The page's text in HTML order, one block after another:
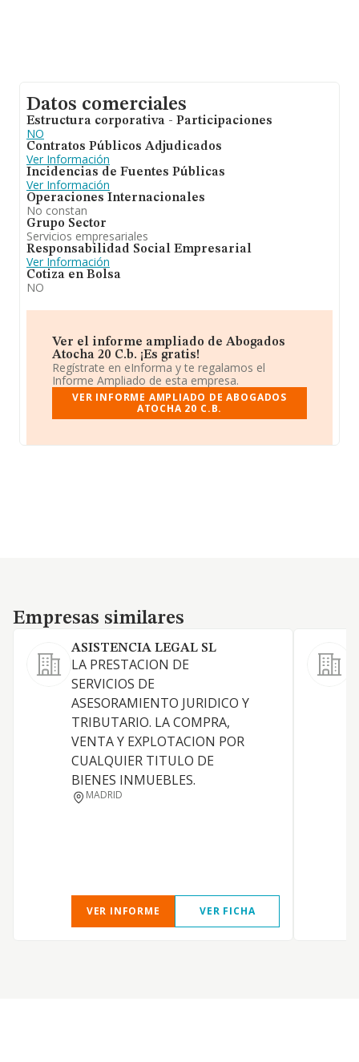
Datos comerciales
Estructura corporativa - Participaciones
NO
Contratos Públicos Adjudicados
Ver Información
Incidencias de Fuentes Públicas
Ver Información
Operaciones Internacionales
No constan
Grupo Sector
Servicios empresariales
Responsabilidad Social Empresarial
Ver Información
Cotiza en Bolsa
NO
Ver el informe ampliado de Abogados
Atocha 20 C.b. ¡Es gratis!
Regístrate en eInforma y te regalamos el
Informe Ampliado de esta empresa.
VER INFORME AMPLIADO DE ABOGADOS
ATOCHA 20 C.B.
Empresas similares
Empresas similares
ASISTENCIA LEGAL SL
LA PRESTACION DE
SERVICIOS DE
ASESORAMIENTO JURIDICO Y
TRIBUTARIO. LA COMPRA,
VENTA Y EXPLOTACION POR
CUALQUIER TITULO DE
BIENES INMUEBLES.
MADRID
VER INFORME VER FICHA